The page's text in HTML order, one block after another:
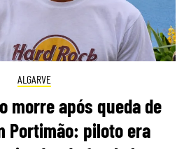
ALGARVE
morre após queda de
Portimão: piloto era